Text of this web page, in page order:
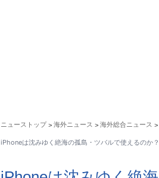
ニューストップ > 海外ニュース > 海外総合ニュース >
iPhoneは沈みゆく絶海の孤島・ツバルで使えるのか